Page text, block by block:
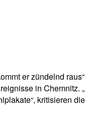
er zündelnd
in Chemnitz.
kritisieren